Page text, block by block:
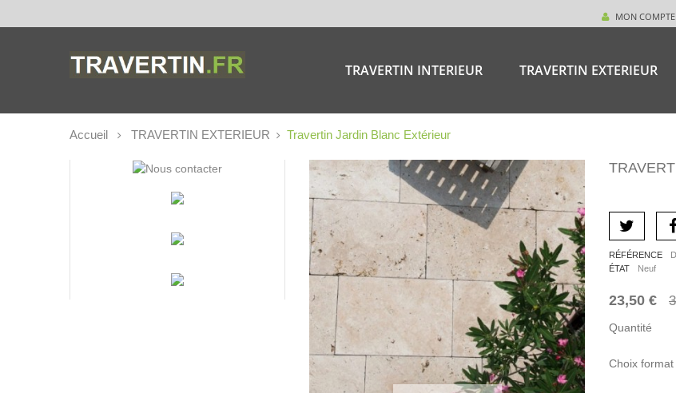
MON COMPTE
TRAVERTIN INTERIEUR TRAVERTIN EXTERIEUR
Accueil TRAVERTIN EXTERIEUR Travertin Jardin Blanc Extérieur
RÉFÉRENCE
ÉTAT
Neuf
23,50 €
Quantité
Choix format